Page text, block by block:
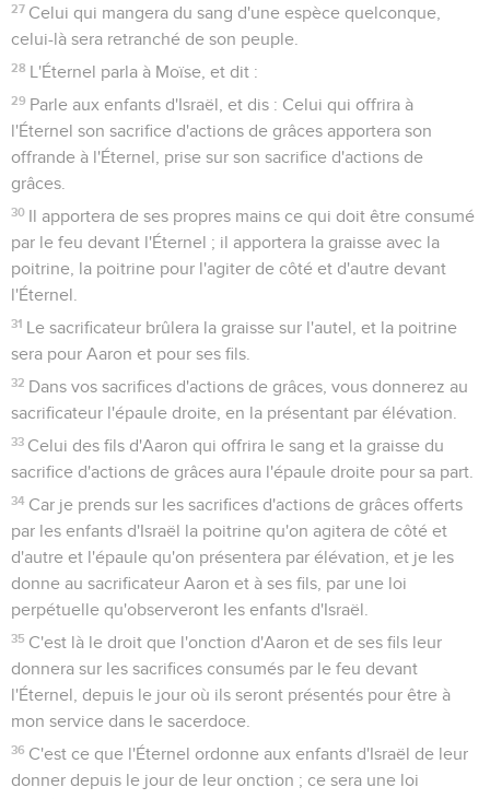
27 Celui qui mangera du sang d'une espèce quelconque,
celui-là sera retranché de son peuple.
28 L'Éternel parla à Moïse, et dit :
29 Parle aux enfants d'Israël, et dis : Celui qui offrira à
l'Éternel son sacrifice d'actions de grâces apportera son
offrande à l'Éternel, prise sur son sacrifice d'actions de
grâces.
30 Il apportera de ses propres mains ce qui doit être consumé
par le feu devant l'Éternel ; il apportera la graisse avec la
poitrine, la poitrine pour l'agiter de côté et d'autre devant
l'Éternel.
31 Le sacrificateur brûlera la graisse sur l'autel, et la poitrine
sera pour Aaron et pour ses fils.
32 Dans vos sacrifices d'actions de grâces, vous donnerez au
sacrificateur l'épaule droite, en la présentant par élévation.
33 Celui des fils d'Aaron qui offrira le sang et la graisse du
sacrifice d'actions de grâces aura l'épaule droite pour sa part.
34 Car je prends sur les sacrifices d'actions de grâces offerts
par les enfants d'Israël la poitrine qu'on agitera de côté et
d'autre et l'épaule qu'on présentera par élévation, et je les
donne au sacrificateur Aaron et à ses fils, par une loi
perpétuelle qu'observeront les enfants d'Israël.
35 C'est là le droit que l'onction d'Aaron et de ses fils leur
donnera sur les sacrifices consumés par le feu devant
l'Éternel, depuis le jour où ils seront présentés pour être à
mon service dans le sacerdoce.
36 C'est ce que l'Éternel ordonne aux enfants d'Israël de leur
donner depuis le jour de leur onction ; ce sera une loi